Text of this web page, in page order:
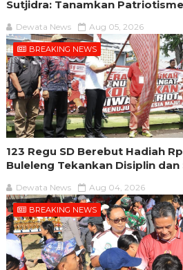
Sutjidra: Tanamkan
Dewata News Aug 05, 2026
BREAKING NEWS
123 Regu SD Berebut Hadiah
Buleleng Tekankan Disiplin
Dewata News Aug 04, 2026
BREAKING NEWS